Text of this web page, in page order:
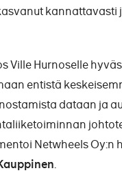
Ville Hurnoselle
entistä
dataan ja
Netwheels Oy:n
.